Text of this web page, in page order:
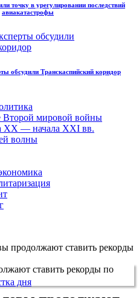
точку в урегулировании последствий
авиакатастрофы
обсудили Транскаспийский коридор
Второй мировой войны
XX — начала XXI вв.
волны
продолжают ставить рекорды
дня